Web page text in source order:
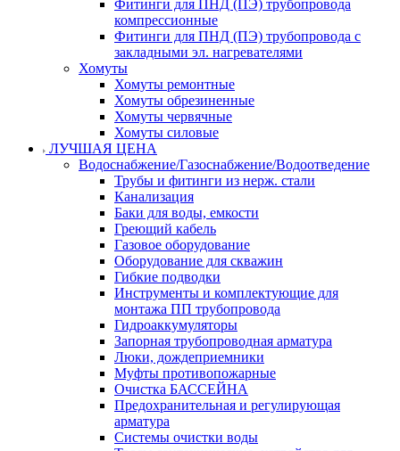
Фитинги для ПНД (ПЭ) трубопровода
компрессионные
Фитинги для ПНД (ПЭ) трубопровода с
закладными эл. нагревателями
Хомуты
Хомуты ремонтные
Хомуты обрезиненные
Хомуты червячные
Хомуты силовые
ЛУЧШАЯ ЦЕНА
Водоснабжение/Газоснабжение/Водоотведение
Трубы и фитинги из нерж. стали
Канализация
Баки для воды, емкости
Греющий кабель
Газовое оборудование
Оборудование для скважин
Гибкие подводки
Инструменты и комплектующие для
монтажа ПП трубопровода
Гидроаккумуляторы
Запорная трубопроводная арматура
Люки, дождеприемники
Муфты противопожарные
Очистка БАССЕЙНА
Предохранительная и регулирующая
арматура
Системы очистки воды